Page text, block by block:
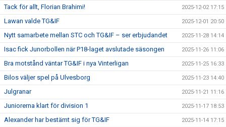
Tack för allt, Florian Brahimi! 2025-12-02 17:15
Lawan valde TG&IF 2025-12-01 20:50
Nytt samarbete mellan STC och TG&IF – ser erbjudandet 2025-11-28 14:14
Isac fick Junorbollen när P18-laget avslutade säsongen 2025-11-26 11:06
Bra motstånd väntar TG&IF i nya Vinterligan 2025-11-25 16:33
Bilos väljer spel på Ulvesborg 2025-11-23 14:40
Julgranar 2025-11-21 11:16
Juniorerna klart för division 1 2025-11-17 18:53
Alexander har bestämt sig för TG&IF 2025-11-14 17:15